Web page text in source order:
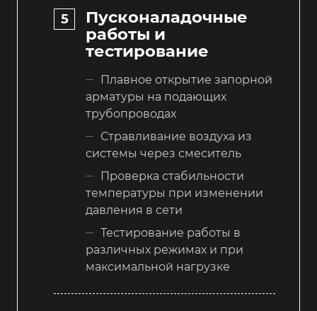
Пусконаладочные
работы и
тестирование
Плавное открытие запорной
арматуры на подающих
трубопроводах
Стравливание воздуха из
системы через смеситель
Проверка стабильности
температуры при изменении
давления в сети
Тестирование работы в
различных режимах и при
максимальной нагрузке